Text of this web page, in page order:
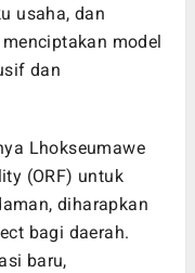
usaha, dan
model
dan
Lhokseumawe
(ORF) untuk
diharapkan
bagi daerah.
baru,